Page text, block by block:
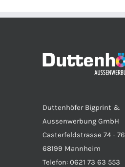
Duttenhöfer Bigprint &
Aussenwerbung GmbH
Casterfeldstrasse 74 - 76
68199 Mannheim
Telefon: 0621 73 63 553